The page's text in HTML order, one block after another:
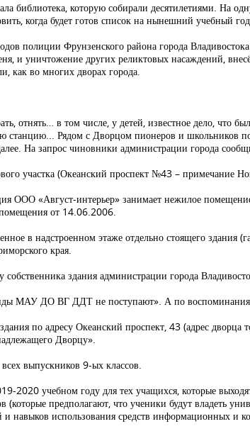
библиотека, которую собирали десятилетиями. На
когда будет готов список на нынешний учебный
полиции Фрунзенского района города
и уничтожение других реликтовых насаждений,
как во многих дворах города.
отнять… в том числе, у детей, известное дело, что
станцию... Рядом с Дворцом пионеров и школьников
На запрос чиновники администрации города
участка (Океанский проспект №43 – примечание
ООО «Август-интерьер» занимает нежилое
от 14.06.2006.
в надстроенном этаже отдельно стоящего
края.
здания администрации города
МАУ ДО ВГ ДДТ не поступают». А по
здания по адресу Океанский проспект, 43 (адрес
Дворцу».
всех выпускников 9-ых классов.
2020 учебном году для тех учащихся, которые
(которые предполагают, что ученики будут владеть
навыков использования средств информационных и